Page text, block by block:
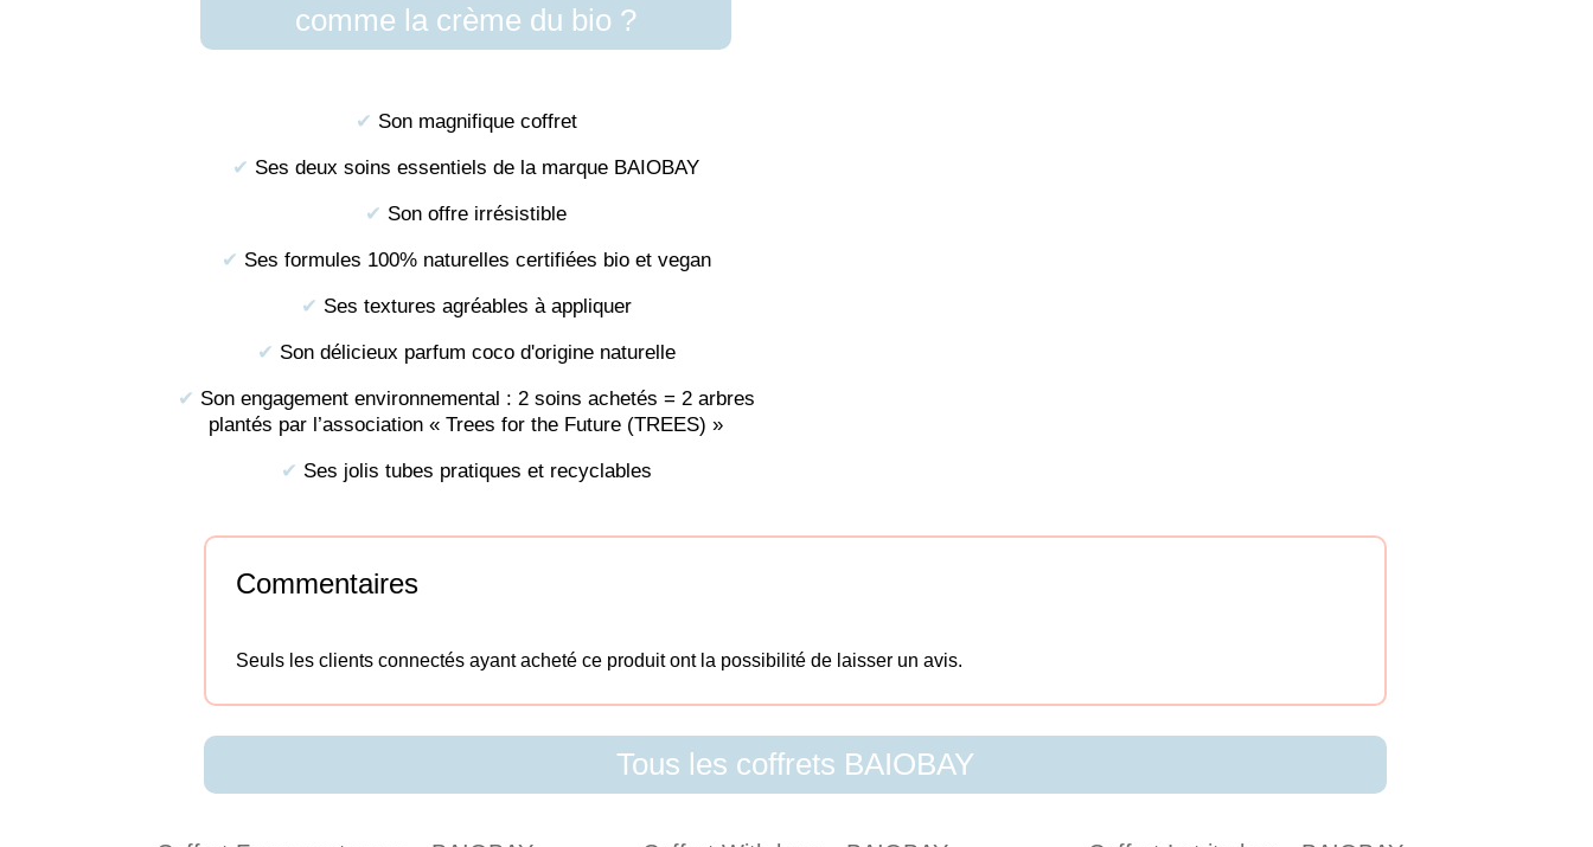
comme la crème du bio ?
✔︎ Son magnifique coffret
✔︎ Ses deux soins essentiels de la marque BAIOBAY
✔︎ Son offre irrésistible
✔︎ Ses formules 100% naturelles certifiées bio et vegan
✔︎ Ses textures agréables à appliquer
✔︎ Son délicieux parfum coco d'origine naturelle
✔︎ Son engagement environnemental : 2 soins achetés = 2 arbres
plantés par l’association « Trees for the Future (TREES) »
✔︎ Ses jolis tubes pratiques et recyclables
Commentaires
Seuls les clients connectés ayant acheté ce produit ont la possibilité de laisser un avis.
Tous les coffrets BAIOBAY